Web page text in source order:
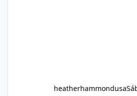
heatherhammondusa